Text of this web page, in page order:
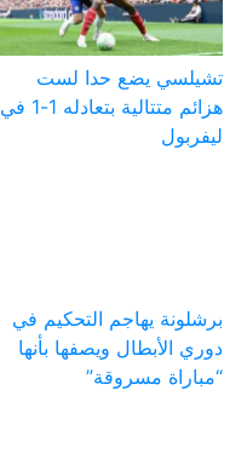
تشيلسي يضع حدا لست
هزائم متتالية بتعادله 1-1 في
ليفربول
برشلونة يهاجم التحكيم في
دوري الأبطال ويصفها بأنها
“مباراة مسروقة”